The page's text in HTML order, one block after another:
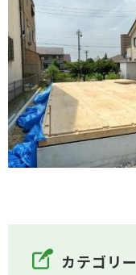
カテゴリー